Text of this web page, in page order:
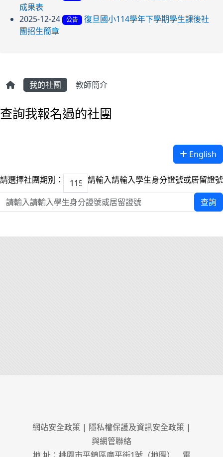
成果表
2025-12-24
公告
復旦國小114學年下學期學生課後社
團招生簡章
我的社團 教師簡介
查詢我報名過的社團
English
請選擇社團期別： 請輸入請輸入學生身分證號或居留證號
查詢
網站安全政策 | 隱私權保護及資訊安全政策 |
與網管聯絡